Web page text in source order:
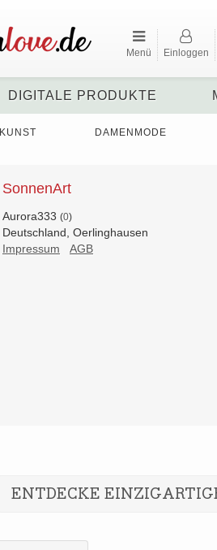
Menü Einloggen
DIGITALE PRODUKTE
KUNST DAMENMODE
SonnenArt
Aurora333 (0)
Deutschland, Oerlinghausen
Impressum
AGB
ENTDECKE